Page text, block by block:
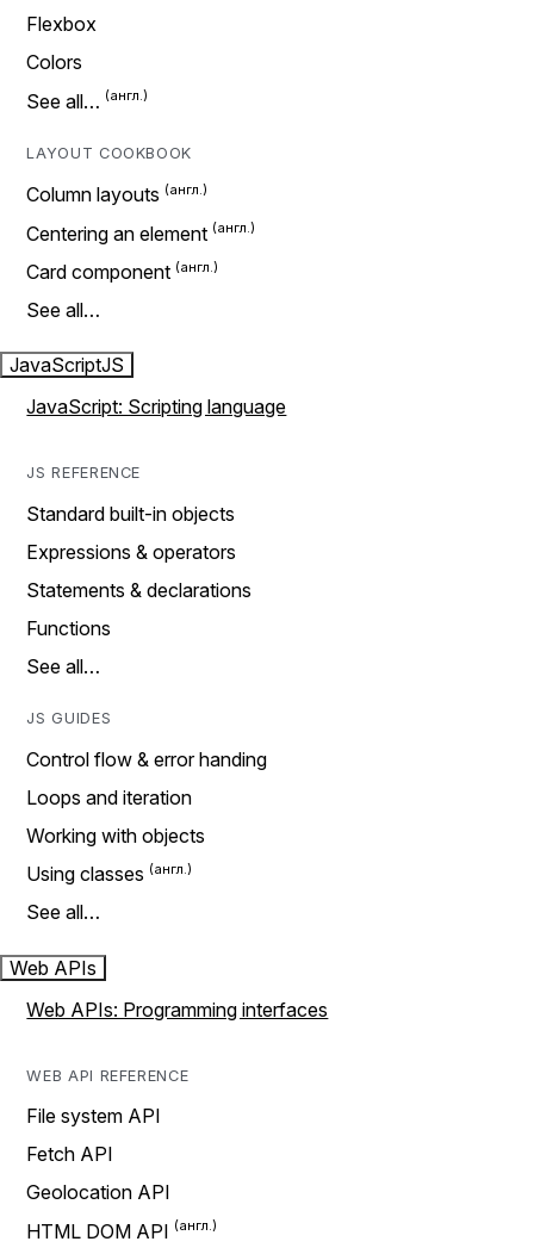
Flexbox
Colors
See all…
LAYOUT COOKBOOK
Column layouts
Centering an element
Card component
See all…
JavaScriptJS
JavaScript: Scripting language
JS REFERENCE
Standard built-in objects
Expressions & operators
Statements & declarations
Functions
See all…
JS GUIDES
Control flow & error handing
Loops and iteration
Working with objects
Using classes
See all…
Web APIs
Web APIs: Programming interfaces
WEB API REFERENCE
File system API
Fetch API
Geolocation API
HTML DOM API